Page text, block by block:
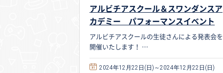
アルビチアスクール＆スワンダンスア
カデミー パフォーマンスイベント
アルビチアスクールの生徒さんによる発表会を
開催いたします！ …
2024年12月22日(日)～2024年12月22日(日)